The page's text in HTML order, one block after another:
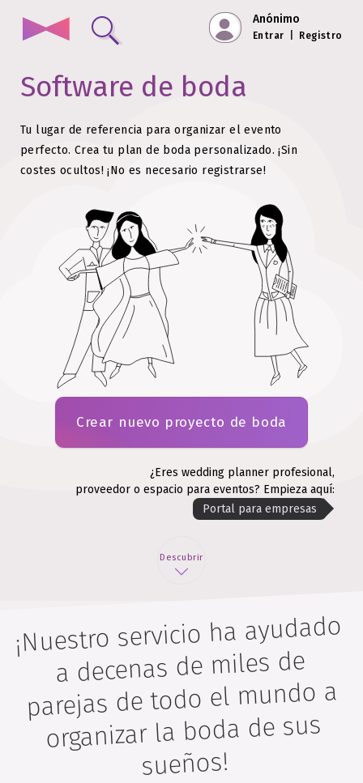
Anónimo
Entrar Registro
Software de boda
Tu lugar de referencia para organizar el evento
perfecto. Crea tu plan de boda personalizado. ¡Sin
costes ocultos! ¡No es necesario registrarse!
Crear nuevo proyecto de boda
¿Eres wedding planner profesional,
proveedor o espacio para eventos? Empieza aquí:
Portal para empresas
Descubrir
¡Nuestro servicio ha ayudado
a decenas de miles de
parejas de todo el mundo a
organizar la boda de sus
sueños!